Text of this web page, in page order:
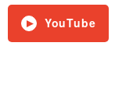
YouTube